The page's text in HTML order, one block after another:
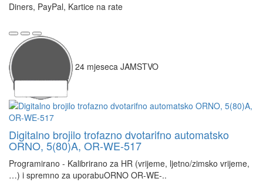
Diners, PayPal, Kartice na rate
24 mjeseca JAMSTVO
Digitalno brojilo trofazno dvotarifno automatsko
ORNO, 5(80)A, OR-WE-517
Programirano - Kalibrirano za HR (vrijeme, ljetno/zimsko vrijeme,
…) i spremno za uporabuORNO OR-WE-..